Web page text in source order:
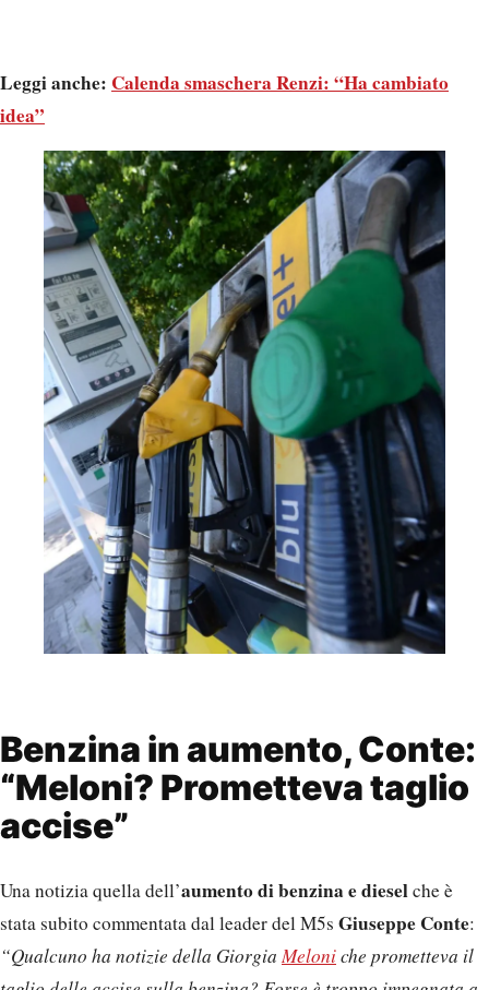
Leggi anche: Calenda smaschera Renzi: “Ha cambiato
idea”
Benzina in aumento, Conte:
“Meloni? Prometteva taglio
accise”
Una notizia quella dell’aumento di benzina e dieselche è
stata subito commentata dal leader del M5s Giuseppe Conte:
“Qualcuno ha notizie della Giorgia Meloniche prometteva il